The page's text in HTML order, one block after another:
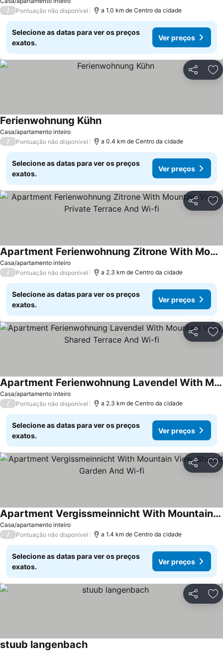
/
Pontuação não disponível a 1.0 km de Centro da cidade
Selecione as datas para ver os preços
exatos.
Ver preços
Partilhar
Casa/apartamento inteiro
Ferienwohnung Kühn
/ Pontuação não disponível a 0.4 km de Centro da cidade
Selecione as datas para ver os preços
exatos.
Ver preços
Partilhar
Casa/apartamento inteiro
Apartment Ferienwohnung Zitrone With Mountain View, Private Terrace And Wi-fi
/ Pontuação não disponível a 2.3 km de Centro da cidade
Selecione as datas para ver os preços
exatos.
Ver preços
Partilhar
Casa/apartamento inteiro
Apartment Ferienwohnung Lavendel With Mountain View, Shared Terrace And Wi-fi
/ Pontuação não disponível a 2.3 km de Centro da cidade
Selecione as datas para ver os preços
exatos.
Ver preços
Partilhar
Casa/apartamento inteiro
Apartment Vergissmeinnicht With Mountain View, Shared Garden And Wi-fi
/ Pontuação não disponível a 1.4 km de Centro da cidade
Selecione as datas para ver os preços
exatos.
Ver preços
Partilhar
stuub langenbach